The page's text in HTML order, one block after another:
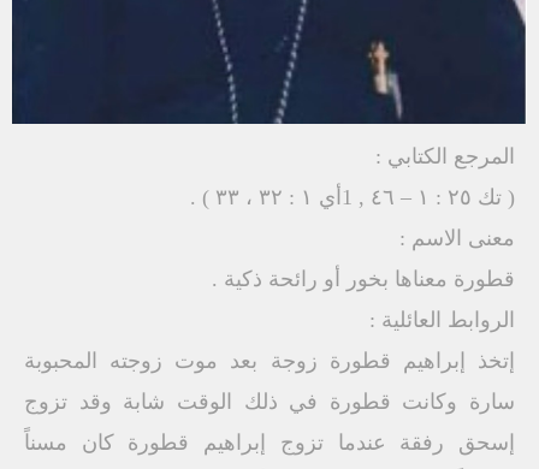
المرجع الكتابي :
( تك ٢٥ : ١ – ٤٦ , 1أي ۱ : ۳۲ ، ۳۳ ) .
معنى الاسم :
قطورة معناها بخور أو رائحة ذكية .
الروابط العائلية :
إتخذ إبراهيم قطورة زوجة بعد موت زوجته المحبوبة
سارة وكانت قطورة في ذلك الوقت شابة وقد تزوج
إسحق رفقة عندما تزوج إبراهيم قطورة كان مسناً